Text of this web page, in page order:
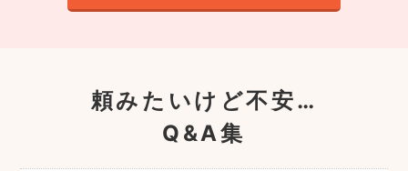
頼みたいけど不安…
Q&A集